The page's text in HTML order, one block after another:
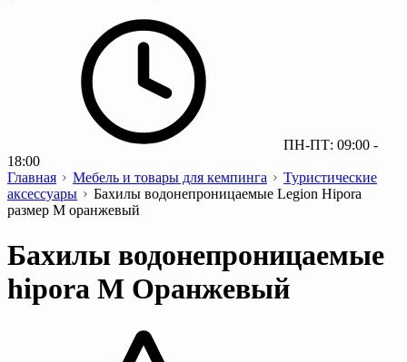
ПН-ПТ: 09:00 -
18:00
Главная
Мебель и товары для кемпинга
Туристические
аксессуары
Бахилы водонепроницаемые Legion Hipora
размер М оранжевый
Бахилы водонепроницаемые
hipora M Оранжевый